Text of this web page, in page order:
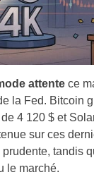
attente ce
la Fed. Bitcoin
4 120 $ et
sur ces
prudente, tandis
le marché.